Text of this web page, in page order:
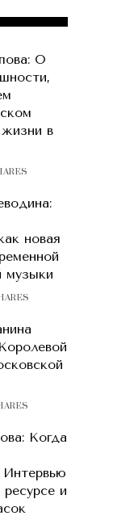
О
в
новая
музыки
Когда
Интервью
и